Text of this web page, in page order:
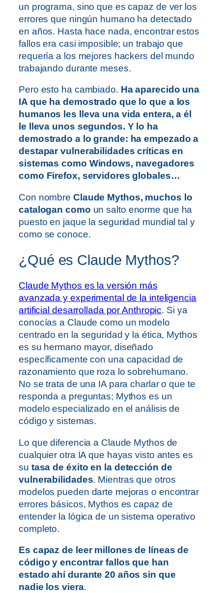
un programa, sino que es capaz de ver los
errores que ningún humano ha detectado
en años. Hasta hace nada, encontrar estos
fallos era casi imposible; un trabajo que
requería a los mejores hackers del mundo
trabajando durante meses.
Pero esto ha cambiado. Ha aparecido una
IA que ha demostrado que lo que a los
humanos les lleva una vida entera, a él
le lleva unos segundos. Y lo ha
demostrado a lo grande: ha empezado a
destapar vulnerabilidades críticas en
sistemas como Windows, navegadores
como Firefox, servidores globales…
Con nombre Claude Mythos, muchos lo
catalogan como un salto enorme que ha
puesto en jaque la seguridad mundial tal y
como se conoce.
¿Qué es Claude Mythos?
Claude Mythos es la versión más
avanzada y experimental de la inteligencia
artificial desarrollada por Anthropic. Si ya
conocías a Claude como un modelo
centrado en la seguridad y la ética, Mythos
es su hermano mayor, diseñado
específicamente con una capacidad de
razonamiento que roza lo sobrehumano.
No se trata de una IA para charlar o que te
responda a preguntas; Mythos es un
modelo especializado en el análisis de
código y sistemas.
Lo que diferencia a Claude Mythos de
cualquier otra IA que hayas visto antes es
su tasa de éxito en la detección de
vulnerabilidades. Mientras que otros
modelos pueden darte mejoras o encontrar
errores básicos, Mythos es capaz de
entender la lógica de un sistema operativo
completo.
Es capaz de leer millones de líneas de
código y encontrar fallos que han
estado ahí durante 20 años sin que
nadie los viera.